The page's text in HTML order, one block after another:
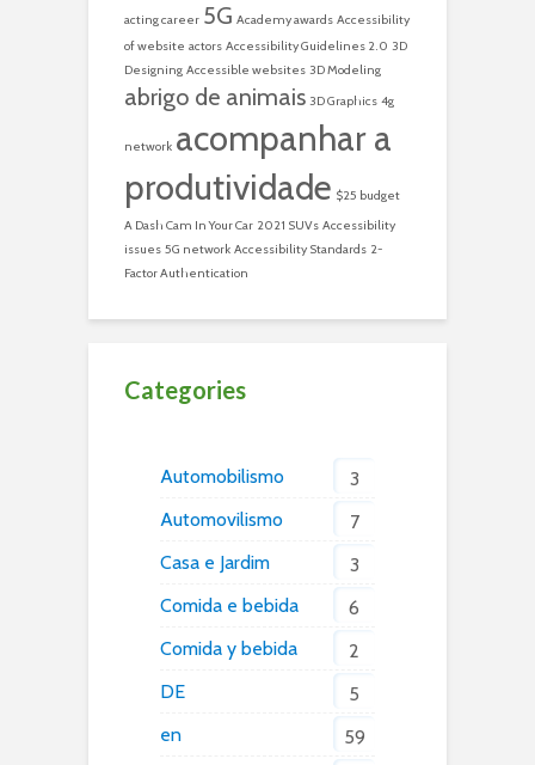
acting career 5G Academy awards Accessibility
of website actors Accessibility Guidelines 2.0 3D
Designing Accessible websites 3D Modeling
abrigo de animais 3D Graphics 4g
network acompanhar a
produtividade $25 budget
A Dash Cam In Your Car 2021 SUVs Accessibility
issues 5G network Accessibility Standards 2-
Factor Authentication
Categories
Automobilismo
3
Automovilismo
7
Casa e Jardim
3
Comida e bebida
6
Comida y bebida
2
DE
5
en
59